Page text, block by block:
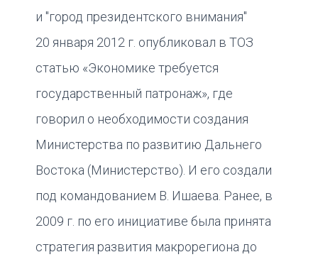
и "город президентского внимания"
20 января 2012 г. опубликовал в ТОЗ
статью «Экономике требуется
государственный патронаж», где
говорил о необходимости создания
Министерства по развитию Дальнего
Востока (Министерство). И его создали
под командованием В. Ишаева. Ранее, в
2009 г. по его инициативе была принята
стратегия развития макрорегиона до